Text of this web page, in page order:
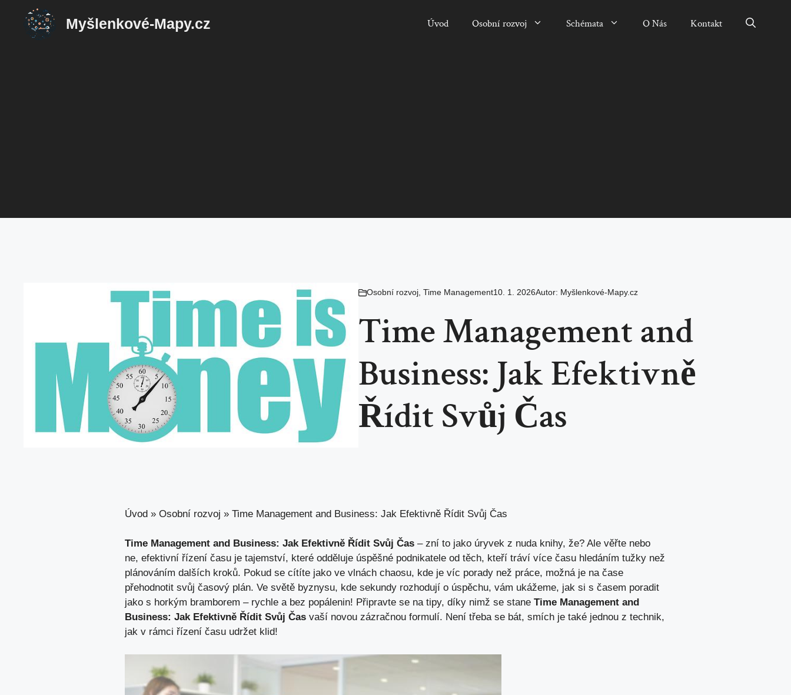
Přeskočit
Myšlenkové-Mapy.cz Úvod Osobní rozvoj Schémata O Nás Kontakt
Osobní rozvoj, Time Management10. 1. 2026Autor: Myšlenkové-Mapy.cz
Time Management and
Business: Jak Efektivně
Řídit Svůj Čas
Úvod » Osobní rozvoj » Time Management and Business: Jak Efektivně Řídit Svůj Čas
Time Management and Business: Jak Efektivně Řídit Svůj Čas – zní to jako úryvek z nuda knihy, že? Ale věřte nebo
ne, efektivní řízení času je tajemství, které odděluje úspěšné podnikatele od těch, kteří tráví více času hledáním tužky než
plánováním dalších kroků. Pokud se cítíte jako ve vlnách chaosu, kde je víc porady než práce, možná je na čase
přehodnotit svůj časový plán. Ve světě byznysu, kde sekundy rozhodují o úspěchu, vám ukážeme, jak si s časem poradit
jako s horkým bramborem – rychle a bez popálenin! Připravte se na tipy, díky nimž se stane Time Management and
Business: Jak Efektivně Řídit Svůj Čas vaší novou zázračnou formulí. Není třeba se bát, smích je také jednou z technik,
jak v rámci řízení času udržet klid!